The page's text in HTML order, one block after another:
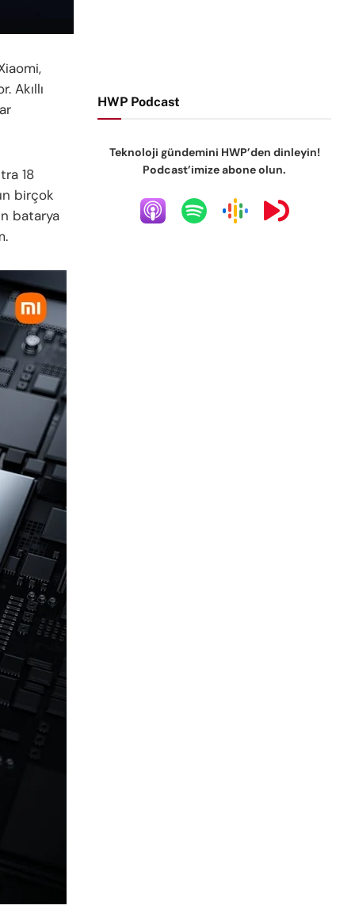
Akıllı
18
birçok
batarya
HWP Podcast
Teknoloji gündemini HWP’den dinleyin!
Podcast’imize abone olun.